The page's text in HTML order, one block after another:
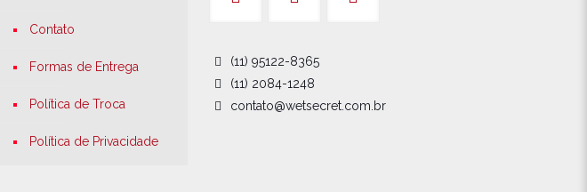
Contato
Formas de Entrega
Política de Troca
Política de Privacidade
(11) 95122-8365
(11) 2084-1248
contato@wetsecret.com.br